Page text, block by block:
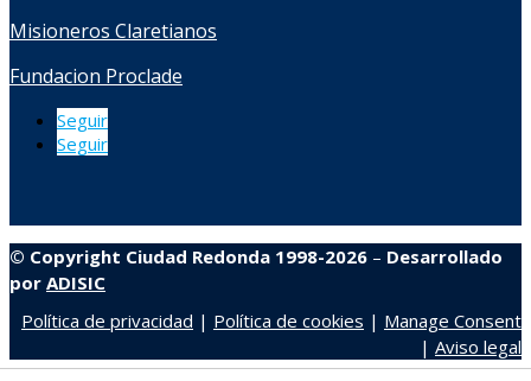
Misioneros Claretianos
Fundacion Proclade
Seguir
Seguir
© Copyright Ciudad Redonda 1998-2026 – Desarrollado
por ADISIC
Política de privacidad | Política de cookies | Manage Consent
| Aviso legal